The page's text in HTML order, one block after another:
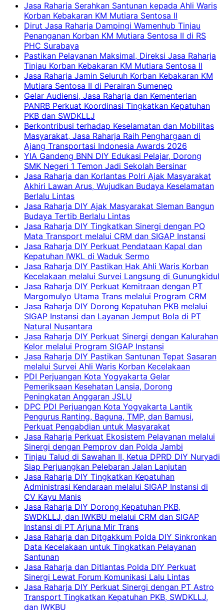
Jasa Raharja Serahkan Santunan kepada Ahli Waris
Korban Kebakaran KM Mutiara Sentosa II
Dirut Jasa Raharja Dampingi Wamenhub Tinjau
Penanganan Korban KM Mutiara Sentosa II di RS
PHC Surabaya
Pastikan Pelayanan Maksimal, Direksi Jasa Raharja
Tinjau Korban Kebakaran KM Mutiara Sentosa II
Jasa Raharja Jamin Seluruh Korban Kebakaran KM
Mutiara Sentosa II di Perairan Sumenep
Gelar Audiensi, Jasa Raharja dan Kementerian
PANRB Perkuat Koordinasi Tingkatkan Kepatuhan
PKB dan SWDKLLJ
Berkontribusi terhadap Keselamatan dan Mobilitas
Masyarakat, Jasa Raharja Raih Penghargaan di
Ajang Transportasi Indonesia Awards 2026
YIA Gandeng BNN DIY Edukasi Pelajar, Dorong
SMK Negeri 1 Temon Jadi Sekolah Bersinar
Jasa Raharja dan Korlantas Polri Ajak Masyarakat
Akhiri Lawan Arus, Wujudkan Budaya Keselamatan
Berlalu Lintas
Jasa Raharja DIY Ajak Masyarakat Sleman Bangun
Budaya Tertib Berlalu Lintas
Jasa Raharja DIY Tingkatkan Sinergi dengan PO
Mata Transport melalui CRM dan SIGAP Instansi
Jasa Raharja DIY Perkuat Pendataan Kapal dan
Kepatuhan IWKL di Waduk Sermo
Jasa Raharja DIY Pastikan Hak Ahli Waris Korban
Kecelakaan melalui Survei Langsung di Gunungkidul
Jasa Raharja DIY Perkuat Kemitraan dengan PT
Margomulyo Utama Trans melalui Program CRM
Jasa Raharja DIY Dorong Kepatuhan PKB melalui
SIGAP Instansi dan Layanan Jemput Bola di PT
Natural Nusantara
Jasa Raharja DIY Perkuat Sinergi dengan Kalurahan
Kelor melalui Program SIGAP Instansi
Jasa Raharja DIY Pastikan Santunan Tepat Sasaran
melalui Survei Ahli Waris Korban Kecelakaan
PDI Perjuangan Kota Yogyakarta Gelar
Pemeriksaan Kesehatan Lansia, Dorong
Peningkatan Anggaran JSLU
DPC PDI Perjuangan Kota Yogyakarta Lantik
Pengurus Ranting, Baguna, TMP, dan Bamusi,
Perkuat Pengabdian untuk Masyarakat
Jasa Raharja Perkuat Ekosistem Pelayanan melalui
Sinergi dengan Pemprov dan Polda Jambi
Tinjau Talud di Sawahan II, Ketua DPRD DIY Nuryadi
Siap Perjuangkan Pelebaran Jalan Lanjutan
Jasa Raharja DIY Tingkatkan Kepatuhan
Administrasi Kendaraan melalui SIGAP Instansi di
CV Kayu Manis
Jasa Raharja DIY Dorong Kepatuhan PKB,
SWDKLLJ, dan IWKBU melalui CRM dan SIGAP
Instansi di PT Arjuna Mir Trans
Jasa Raharja dan Ditgakkum Polda DIY Sinkronkan
Data Kecelakaan untuk Tingkatkan Pelayanan
Santunan
Jasa Raharja dan Ditlantas Polda DIY Perkuat
Sinergi Lewat Forum Komunikasi Lalu Lintas
Jasa Raharja DIY Perkuat Sinergi dengan PT Astro
Transport Tingkatkan Kepatuhan PKB, SWDKLLJ,
dan IWKBU